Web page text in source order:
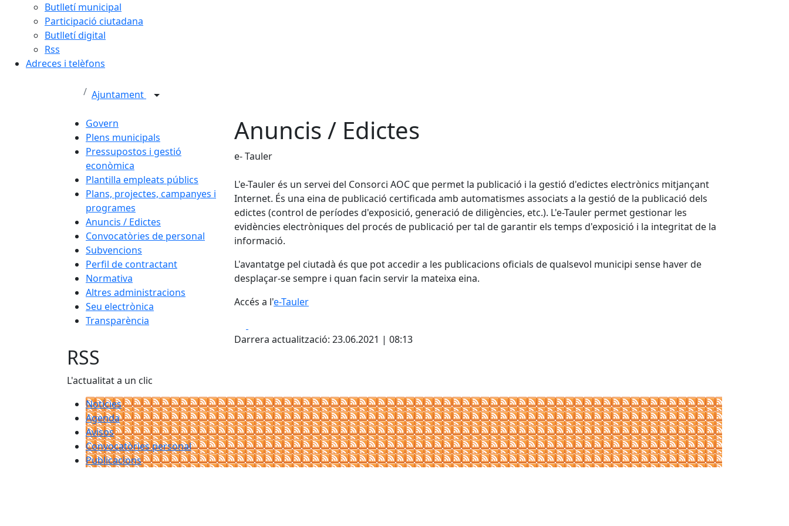
Butlletí municipal
Participació ciutadana
Butlletí digital
Rss
Adreces i telèfons
Ajuntament
Govern
Plens municipals
Pressupostos i gestió
econòmica
Plantilla empleats públics
Plans, projectes, campanyes i
programes
Anuncis / Edictes
Convocatòries de personal
Subvencions
Perfil de contractant
Normativa
Altres administracions
Seu electrònica
Transparència
Anuncis / Edictes
e- Tauler
L'e-Tauler és un servei del Consorci AOC que permet la publicació i la gestió d'edictes electrònics mitjançant
Internet. És una eina de publicació certificada amb automatismes associats a la gestió de la publicació dels
edictes (control de períodes d'exposició, generació de diligències, etc.). L'e-Tauler permet gestionar les
evidències electròniques del procés de publicació per tal de garantir els temps d'exposició i la integritat de la
informació.
L'avantatge pel ciutadà és que pot accedir a les publicacions oficials de qualsevol municipi sense haver de
desplaçar-se sempre i quan facin servir la mateixa eina.
Accés a l'e-Tauler
Darrera actualització: 23.06.2021 | 08:13
RSS
L'actualitat a un clic
Notícies
Agenda
Avisos
Convocatòries personal
Publicacions